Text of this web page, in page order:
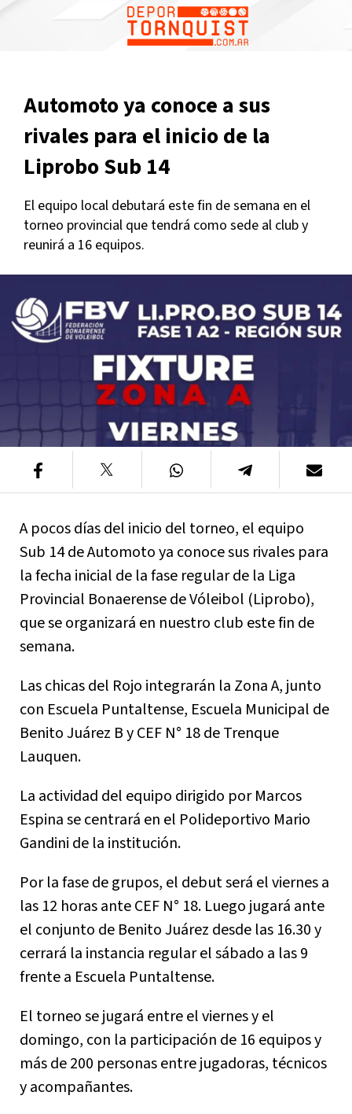
Automoto ya conoce a sus
rivales para el inicio de la
Liprobo Sub 14
El equipo local debutará este fin de semana en el
torneo provincial que tendrá como sede al club y
reunirá a 16 equipos.
A pocos días del inicio del torneo, el equipo
Sub 14 de Automoto ya conoce sus rivales para
la fecha inicial de la fase regular de la Liga
Provincial Bonaerense de Vóleibol (Liprobo),
que se organizará en nuestro club este fin de
semana.
Las chicas del Rojo integrarán la Zona A, junto
con Escuela Puntaltense, Escuela Municipal de
Benito Juárez B y CEF N° 18 de Trenque
Lauquen.
La actividad del equipo dirigido por Marcos
Espina se centrará en el Polideportivo Mario
Gandini de la institución.
Por la fase de grupos, el debut será el viernes a
las 12 horas ante CEF N° 18. Luego jugará ante
el conjunto de Benito Juárez desde las 16.30 y
cerrará la instancia regular el sábado a las 9
frente a Escuela Puntaltense.
El torneo se jugará entre el viernes y el
domingo, con la participación de 16 equipos y
más de 200 personas entre jugadoras, técnicos
y acompañantes.